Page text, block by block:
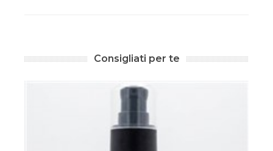
Consigliati per te